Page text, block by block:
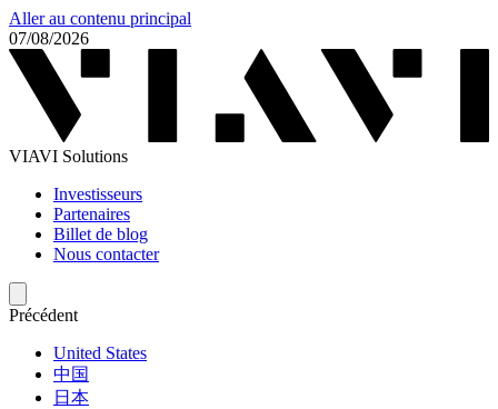
Aller au contenu principal
07/08/2026
VIAVI Solutions
Investisseurs
Partenaires
Billet de blog
Nous contacter
Précédent
United States
中国
日本